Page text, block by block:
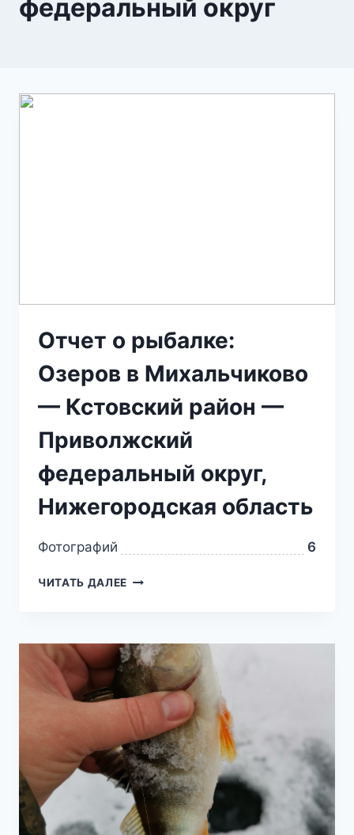
федеральный округ
Отчет о рыбалке:
Озеров в Михальчиково
— Кстовский район —
Приволжский
федеральный округ,
Нижегородская область
Фотографий 6
ЧИТАТЬ ДАЛЕЕ